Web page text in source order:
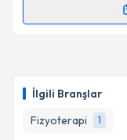
İlgili Branşlar
Fizyoterapi
1
Randevu
E-posta